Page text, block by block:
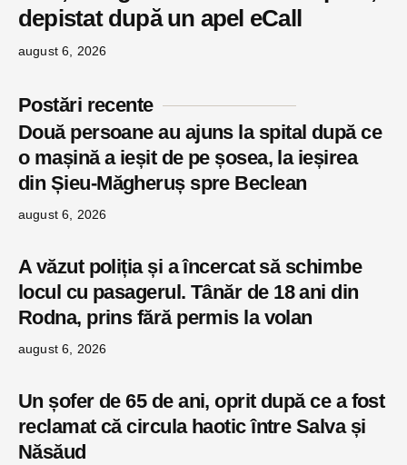
depistat după un apel eCall
august 6, 2026
Postări recente
Două persoane au ajuns la spital după ce
o mașină a ieșit de pe șosea, la ieșirea
din Șieu-Măgheruș spre Beclean
august 6, 2026
A văzut poliția și a încercat să schimbe
locul cu pasagerul. Tânăr de 18 ani din
Rodna, prins fără permis la volan
august 6, 2026
Un șofer de 65 de ani, oprit după ce a fost
reclamat că circula haotic între Salva și
Năsăud